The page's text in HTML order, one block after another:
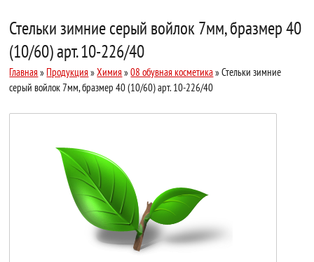
Стельки зимние серый войлок 7мм, бразмер 40
(10/60) арт. 10-226/40
Главная » Продукция »Химия »08 обувная косметика» Стельки зимние
серый войлок 7мм, бразмер 40 (10/60) арт. 10-226/40